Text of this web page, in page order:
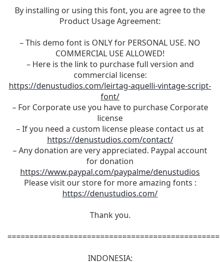
By installing or using this font, you are agree to the
Product Usage Agreement:
– This demo font is ONLY for PERSONAL USE. NO
COMMERCIAL USE ALLOWED!
– Here is the link to purchase full version and
commercial license:
https://denustudios.com/leirtag-aquelli-vintage-script-
font/
– For Corporate use you have to purchase Corporate
license
– If you need a custom license please contact us at
https://denustudios.com/contact/
– Any donation are very appreciated. Paypal account
for donation
https://www.paypal.com/paypalme/denustudios
Please visit our store for more amazing fonts :
https://denustudios.com/
Thank you.
INDONESIA: